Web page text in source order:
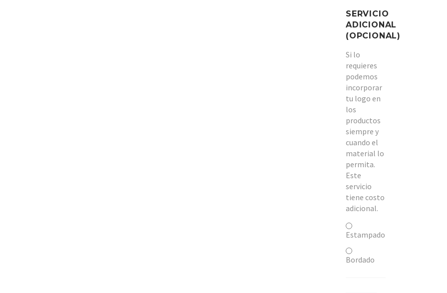
SERVICIO
ADICIONAL
(OPCIONAL)
Si lo
requieres
podemos
incorporar
tu logo en
los
productos
siempre y
cuando el
material lo
permita.
Este
servicio
tiene costo
adicional.
Estampado
Bordado